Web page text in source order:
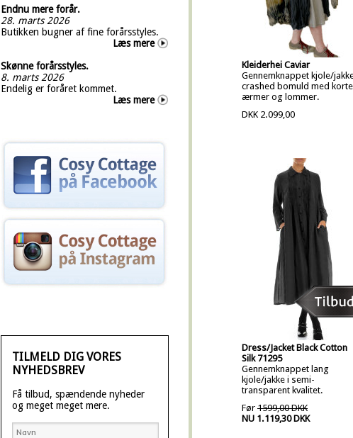
Endnu mere forår.
28. marts 2026
Butikken bugner af fine forårsstyles.
Læs mere
Skønne forårsstyles.
8. marts 2026
Endelig er foråret kommet.
Læs mere
TILMELD DIG VORES
NYHEDSBREV
Få tilbud, spændende nyheder
og meget meget mere.
Kleiderhei Caviar
Gennemknappet kjole/
crashed bomuld med korte
ærmer og lommer.
DKK 2.099,00
Dress/Jacket Black Cotton
Silk 71295
Gennemknappet lang
kjole/jakke i semi-
transparent kvalitet.
Før 1599,00 DKK
NU 1.119,30 DKK